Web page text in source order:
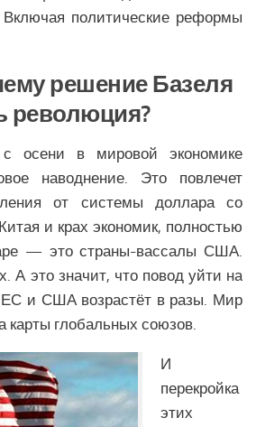
политические реформы
решение Базеля
революция?
осени в мировой экономике
наводнение. Это повлечет
от системы доллара со
и крах экономик, полностью
— это страны-вассалы США.
А это значит, что повод уйти на
и США возрастёт в разы. Мир
карты глобальных союзов.
И
перекройка
этих